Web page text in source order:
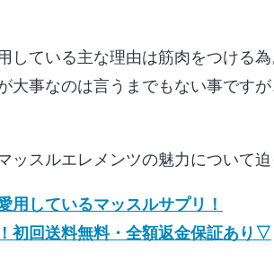
している主な理由は筋肉をつける為
大事なのは言うまでもない事です
ッスルエレメンツの魅力について
用しているマッスルサプリ！
初回送料無料・全額返金保証あり▽